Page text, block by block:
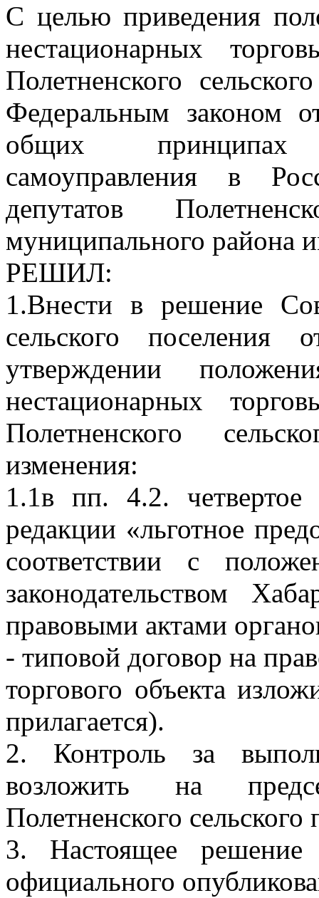
С целью приведения
нестационарных
Полетненского
Федеральным
общих принципах
самоуправления в
депутатов
муниципального района
РЕШИЛ:
1.Внести в решение
сельского
утверждении
нестационарных
Полетненского
изменения:
1.1в пп. 4.2.
редакции «льготное
соответствии с
законодательством
правовыми актами
- типовой договор на
торгового объекта
прилагается).
2. Контроль за
возложить на
Полетненского
3. Настоящее
официального